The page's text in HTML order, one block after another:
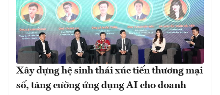
Xây dựng hệ sinh thái xúc tiến thương mại
số, tăng cường ứng dụng AI cho doanh